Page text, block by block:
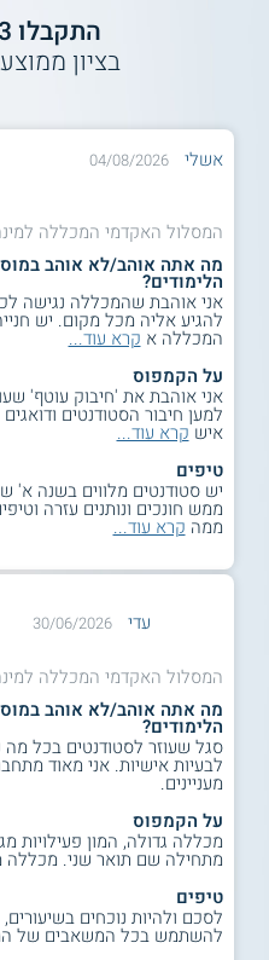
אנתרופולוגים החוקרים
וחוסן; סוציולוגים שמחקריהם
שוויון, רשתות חברתיות, ועוד;
קראו על מבחן
מה הן אפשרויות התעסוקה
התכנית מקנה ידע וכלים
ארגוני, גיוס והשמה, פיתוח
באפשרותם להשתלב במגזר
כך, באפשרותם להמשיך לתואר
ארגוני, מנהל עסקים, ייעוץ
למידע נוסף לחצו:
התקבלו
בציון
אשלי 04/08/2026
המסלול האקדמי המכללה
מה אתה אוהב/לא אוהב
הלימודים?
אני אוהבת שהמכללה נגישה
להגיע אליה מכל מקום. יש
המכללה א קרא עוד...
על הקמפוס
אני אוהבת את 'חיבוק עוטף'
למען חיבור הסטודנטים
איש קרא עוד...
טיפים
יש סטודנטים מלווים בשנה א'
ממש חונכים ונותנים עזרה
ממה קרא עוד...
עדי 30/06/2026
המסלול האקדמי המכללה
מה אתה אוהב/לא אוהב
הלימודים?
סגל שעוזר לסטודנטים בכל
לבעיות אישיות. אני מאוד
מעניינים.
על הקמפוס
מכללה גדולה, המון פעילויות
מתחילה שם תואר שני. מכללה
טיפים
לסכם ולהיות נוכחים
להשתמש בכל המשאבים של